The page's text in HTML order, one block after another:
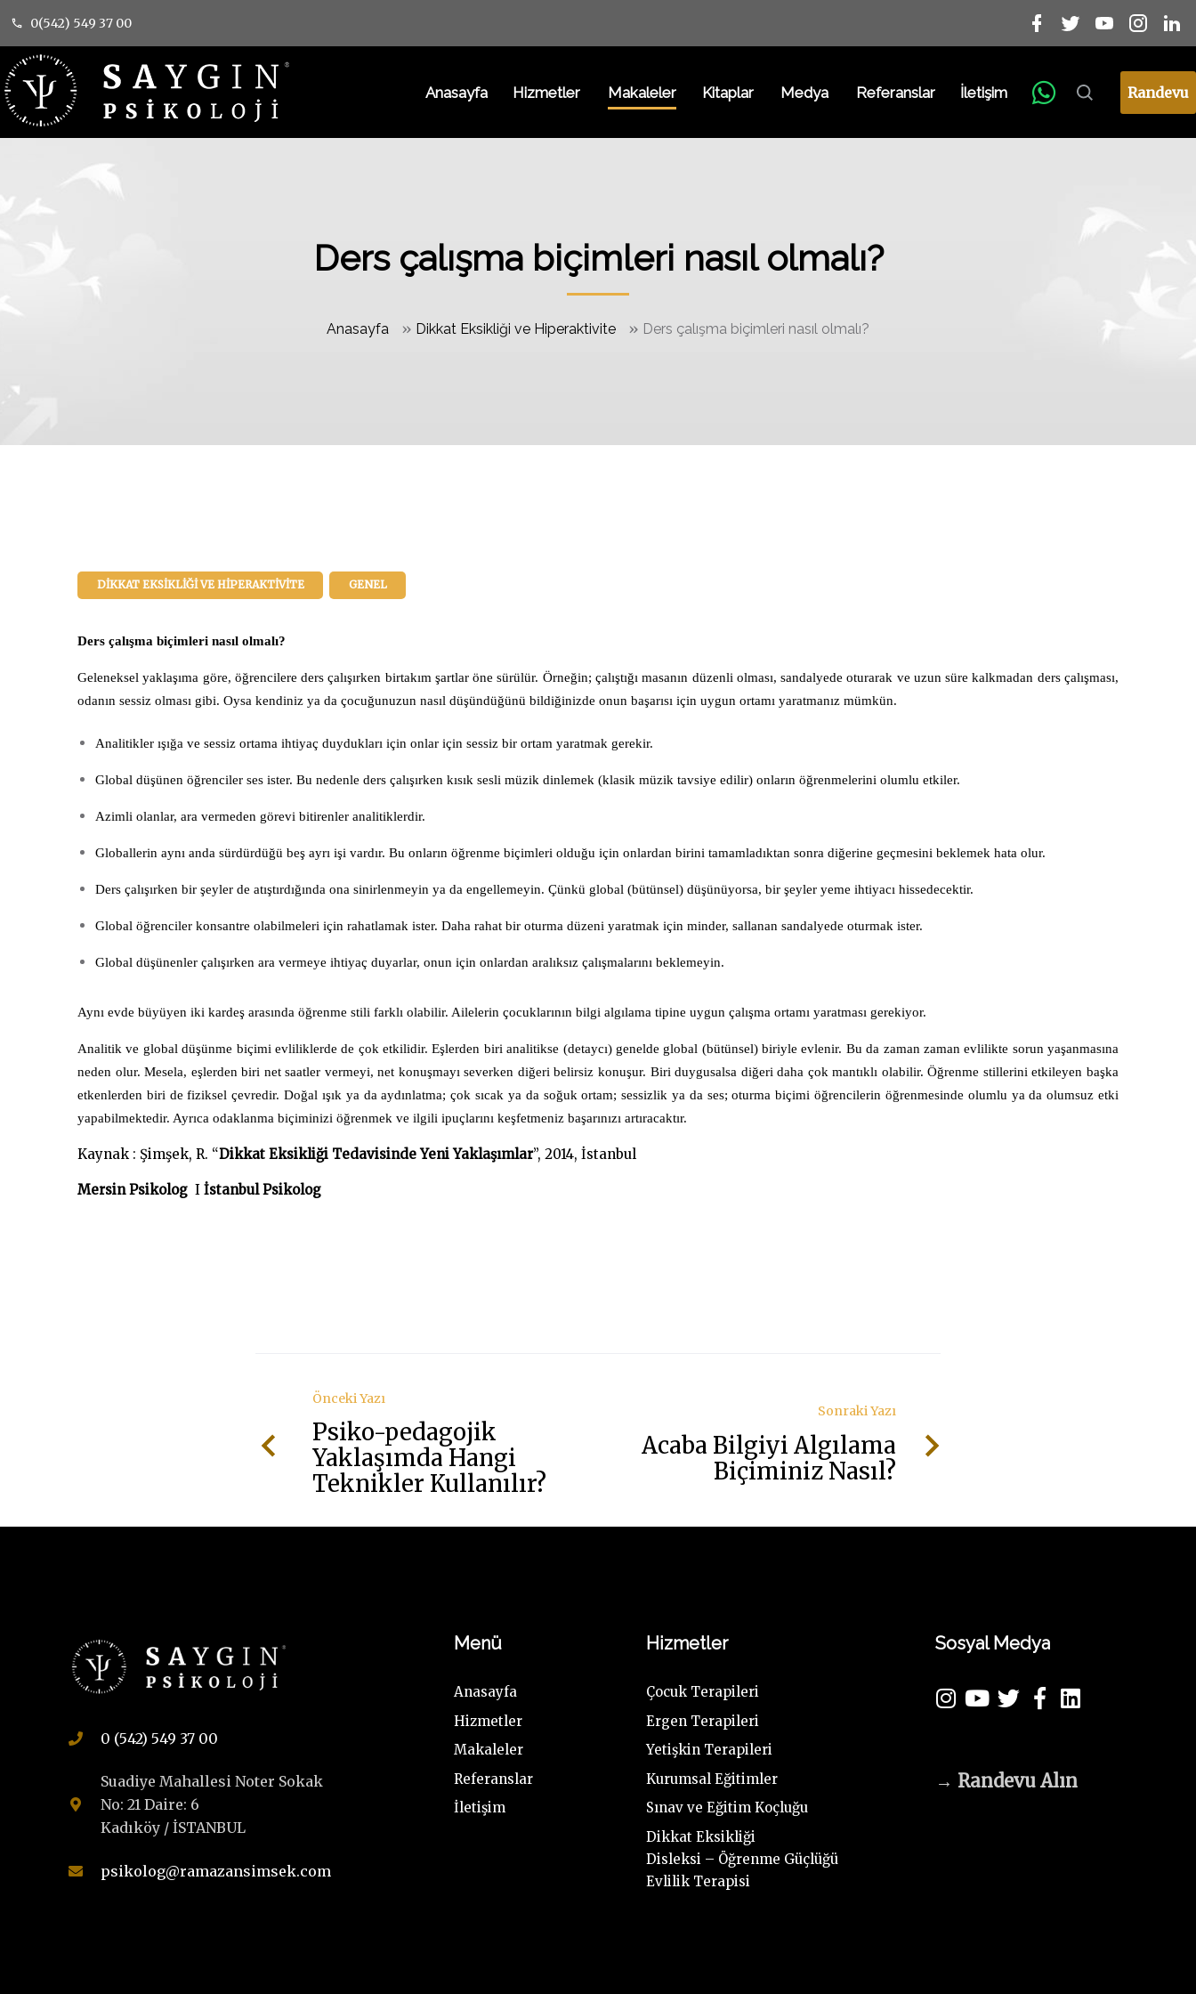
0(542) 549 37 00
Anasayfa Hizmetler Makaleler Kitaplar Medya Referanslar İletişim Randevu
Ders çalışma biçimleri nasıl olmalı?
Anasayfa » Dikkat Eksikliği ve Hiperaktivite » Ders çalışma biçimleri nasıl olmalı?
DIKKAT EKSIKLIĞI VE HIPERAKTIVITE GENEL
Ders çalışma biçimleri nasıl olmalı?
Geleneksel yaklaşıma göre, öğrencilere ders çalışırken birtakım şartlar öne sürülür. Örneğin; çalıştığı masanın düzenli olması, sandalyede oturarak ve uzun süre kalkmadan ders çalışması,
odanın sessiz olması gibi. Oysa kendiniz ya da çocuğunuzun nasıl düşündüğünü bildiğinizde onun başarısı için uygun ortamı yaratmanız mümkün.
Analitikler ışığa ve sessiz ortama ihtiyaç duydukları için onlar için sessiz bir ortam yaratmak gerekir.
Global düşünen öğrenciler ses ister. Bu nedenle ders çalışırken kısık sesli müzik dinlemek (klasik müzik tavsiye edilir) onların öğrenmelerini olumlu etkiler.
Azimli olanlar, ara vermeden görevi bitirenler analitiklerdir.
Globallerin aynı anda sürdürdüğü beş ayrı işi vardır. Bu onların öğrenme biçimleri olduğu için onlardan birini tamamladıktan sonra diğerine geçmesini beklemek hata olur.
Ders çalışırken bir şeyler de atıştırdığında ona sinirlenmeyin ya da engellemeyin. Çünkü global (bütünsel) düşünüyorsa, bir şeyler yeme ihtiyacı hissedecektir.
Global öğrenciler konsantre olabilmeleri için rahatlamak ister. Daha rahat bir oturma düzeni yaratmak için minder, sallanan sandalyede oturmak ister.
Global düşünenler çalışırken ara vermeye ihtiyaç duyarlar, onun için onlardan aralıksız çalışmalarını beklemeyin.
Aynı evde büyüyen iki kardeş arasında öğrenme stili farklı olabilir. Ailelerin çocuklarının bilgi algılama tipine uygun çalışma ortamı yaratması gerekiyor.
Analitik ve global düşünme biçimi evliliklerde de çok etkilidir. Eşlerden biri analitikse (detaycı) genelde global (bütünsel) biriyle evlenir. Bu da zaman zaman evlilikte sorun yaşanmasına
neden olur. Mesela, eşlerden biri net saatler vermeyi, net konuşmayı severken diğeri belirsiz konuşur. Biri duygusalsa diğeri daha çok mantıklı olabilir. Öğrenme stillerini etkileyen başka
etkenlerden biri de fiziksel çevredir. Doğal ışık ya da aydınlatma; çok sıcak ya da soğuk ortam; sessizlik ya da ses; oturma biçimi öğrencilerin öğrenmesinde olumlu ya da olumsuz etki
yapabilmektedir. Ayrıca odaklanma biçiminizi öğrenmek ve ilgili ipuçlarını keşfetmeniz başarınızı artıracaktır.
Kaynak : Şimşek, R. “Dikkat Eksikliği Tedavisinde Yeni Yaklaşımlar”, 2014, İstanbul
Mersin Psikolog I İstanbul Psikolog
Önceki Yazı
Psiko-pedagojik
Yaklaşımda Hangi
Teknikler Kullanılır?
Sonraki Yazı
Acaba Bilgiyi Algılama
Biçiminiz Nasıl?
0 (542) 549 37 00
Suadiye Mahallesi Noter Sokak
No: 21 Daire: 6
Kadıköy / İSTANBUL
psikolog@ramazansimsek.com
Menü
Anasayfa
Hizmetler
Makaleler
Referanslar
İletişim
Hizmetler
Çocuk Terapileri
Ergen Terapileri
Yetişkin Terapileri
Kurumsal Eğitimler
Sınav ve Eğitim Koçluğu
Dikkat Eksikliği
Disleksi – Öğrenme Güçlüğü
Evlilik Terapisi
Sosyal Medya
→ Randevu Alın